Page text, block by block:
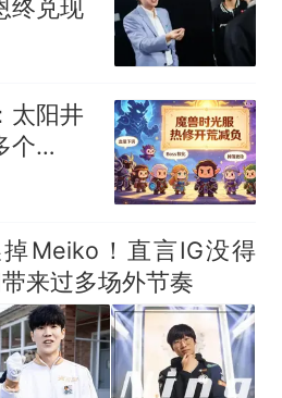
终兑现
太阳井
个
Meiko！直言IG没得
来过多场外节奏